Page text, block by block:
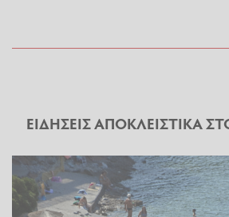
ΕΙΔΗΣΕΙΣ ΑΠΟΚΛΕΙΣΤΙΚΑ